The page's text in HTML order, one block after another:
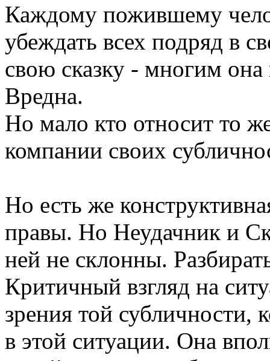
Каждому пожившему
убеждать всех подряд в
свою сказку - многим
Вредна.
Но мало кто относит то
компании своих
Но есть же
правы. Но Неудачник и
ней не склонны.
Критичный взгляд на
зрения той
в этой ситуации. Она